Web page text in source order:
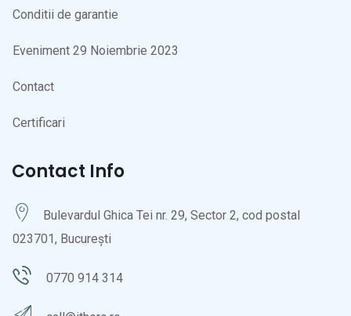
Conditii de garantie
Eveniment 29 Noiembrie 2023
Contact
Certificari
Contact Info
Bulevardul Ghica Tei nr. 29, Sector 2, cod postal
023701, București
0770 914 314